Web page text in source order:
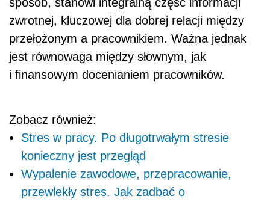
zwrotnej, kluczowej dla dobrej relacji między
przełożonym a pracownikiem. Ważna jednak
jest równowaga między słownym, jak
i finansowym docenianiem pracowników.
Zobacz również:
Stres w pracy. Po długotrwałym stresie
konieczny jest przegląd
Wypalenie zawodowe, przepracowanie,
przewlekły stres. Jak zadbać o